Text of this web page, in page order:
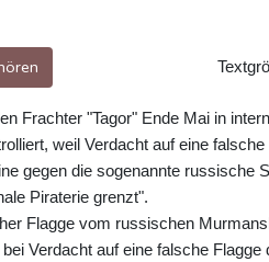
Frachter "Tagor" Ende Mai in
weil Verdacht auf eine
gegen die sogenannte russische
Piraterie grenzt".
Flagge vom russischen
Verdacht auf eine falsche